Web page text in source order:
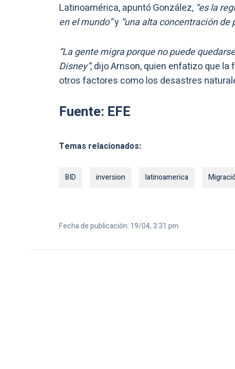
Latinoamérica, apuntó González, “es la
en el mundo”y “una alta concentración
“La gente migra porque no puede
Disney”, dijo Arnson, quien enfatizo que
otros factores como los desastres
Fuente: EFE
Temas relacionados:
BID inversion latinoamerica
Fecha de publicación: 19/04, 3:31 pm